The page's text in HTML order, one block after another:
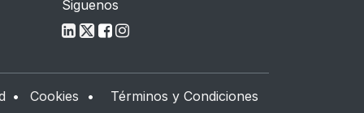
Siguenos
• Cookies • Términos y Condiciones